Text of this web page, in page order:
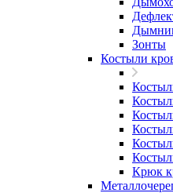
Зонты
Костыли
Крюк